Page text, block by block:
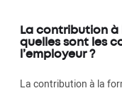
La contribution
quelles sont les
l’employeur ?
La contribution à la